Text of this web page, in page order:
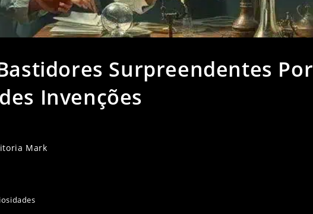
Surpreendentes Por
Invenções
Mark